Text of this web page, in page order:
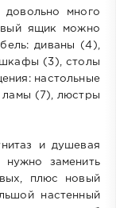
много
ящик можно
диваны (4),
шкафы (3), столы
настольные
ламы (7), люстры
и душевая
заменить
плюс новый
настенный